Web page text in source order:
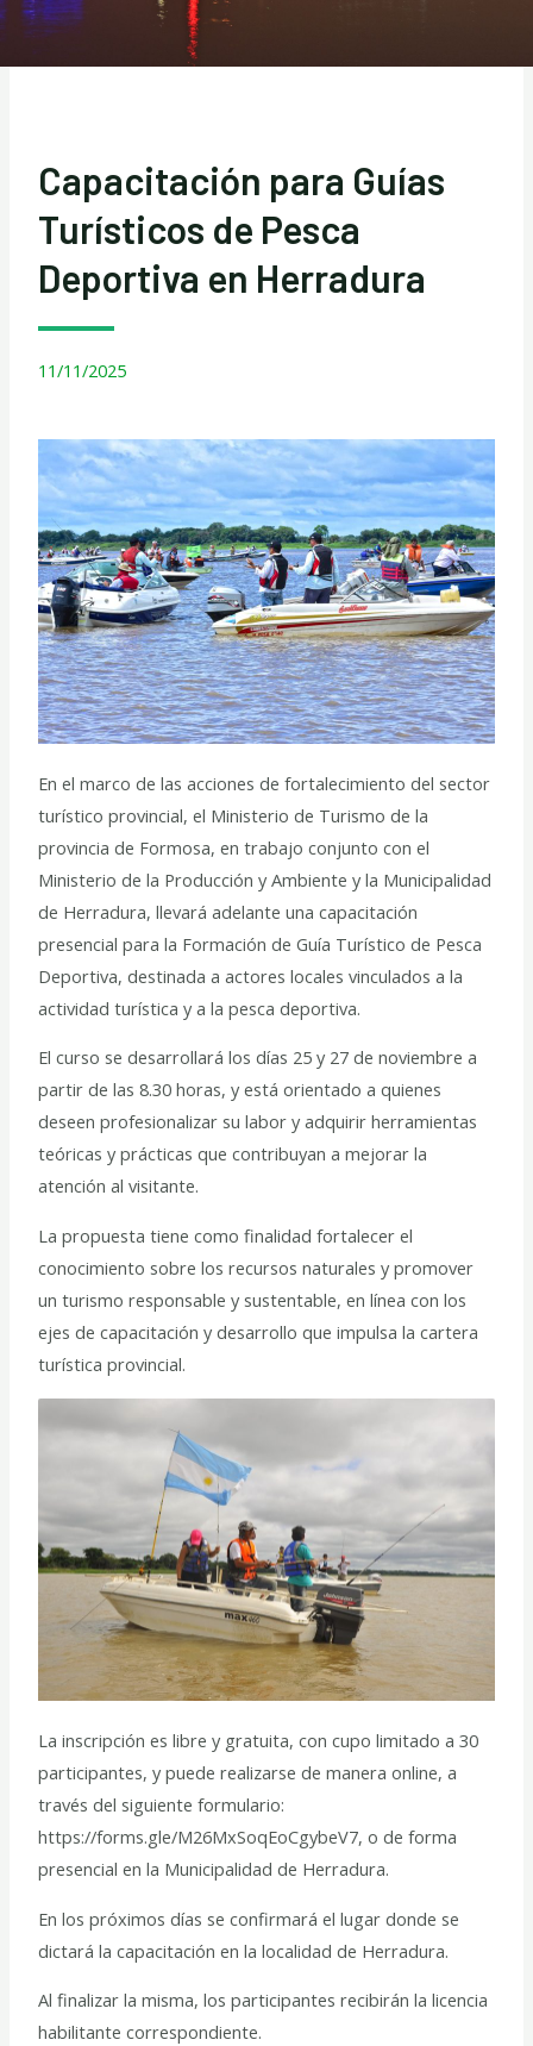
Capacitación para Guías
Turísticos de Pesca
Deportiva en Herradura
11/11/2025
En el marco de las acciones de fortalecimiento del sector
turístico provincial, el Ministerio de Turismo de la
provincia de Formosa, en trabajo conjunto con el
Ministerio de la Producción y Ambiente y la Municipalidad
de Herradura, llevará adelante una capacitación
presencial para la Formación de Guía Turístico de Pesca
Deportiva, destinada a actores locales vinculados a la
actividad turística y a la pesca deportiva.
El curso se desarrollará los días 25 y 27 de noviembre a
partir de las 8.30 horas, y está orientado a quienes
deseen profesionalizar su labor y adquirir herramientas
teóricas y prácticas que contribuyan a mejorar la
atención al visitante.
La propuesta tiene como finalidad fortalecer el
conocimiento sobre los recursos naturales y promover
un turismo responsable y sustentable, en línea con los
ejes de capacitación y desarrollo que impulsa la cartera
turística provincial.
La inscripción es libre y gratuita, con cupo limitado a 30
participantes, y puede realizarse de manera online, a
través del siguiente formulario:
https://forms.gle/M26MxSoqEoCgybeV7, o de forma
presencial en la Municipalidad de Herradura.
En los próximos días se confirmará el lugar donde se
dictará la capacitación en la localidad de Herradura.
Al finalizar la misma, los participantes recibirán la licencia
habilitante correspondiente.